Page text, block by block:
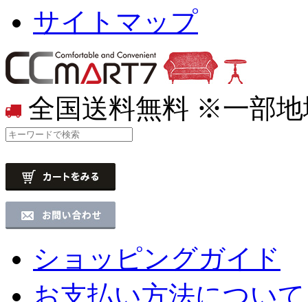
サイトマップ
全国送料無料 ※一部地
ショッピングガイド
お支払い方法について